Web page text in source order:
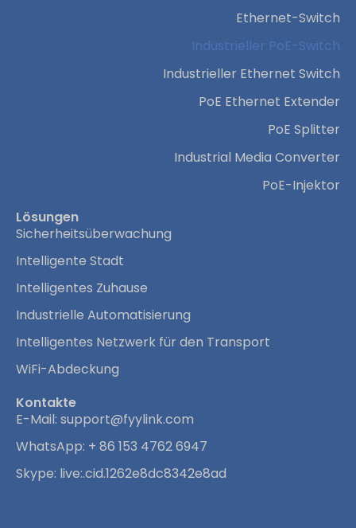
Ethernet-Switch
Industrieller PoE-Switch
Industrieller Ethernet Switch
PoE Ethernet Extender
PoE Splitter
Industrial Media Converter
PoE-Injektor
Lösungen
Sicherheitsüberwachung
Intelligente Stadt
Intelligentes Zuhause
Industrielle Automatisierung
Intelligentes Netzwerk für den Transport
WiFi-Abdeckung
Kontakte
E-Mail: support@fyylink.com
WhatsApp: + 86 153 4762 6947
Skype: live:.cid.1262e8dc8342e8ad